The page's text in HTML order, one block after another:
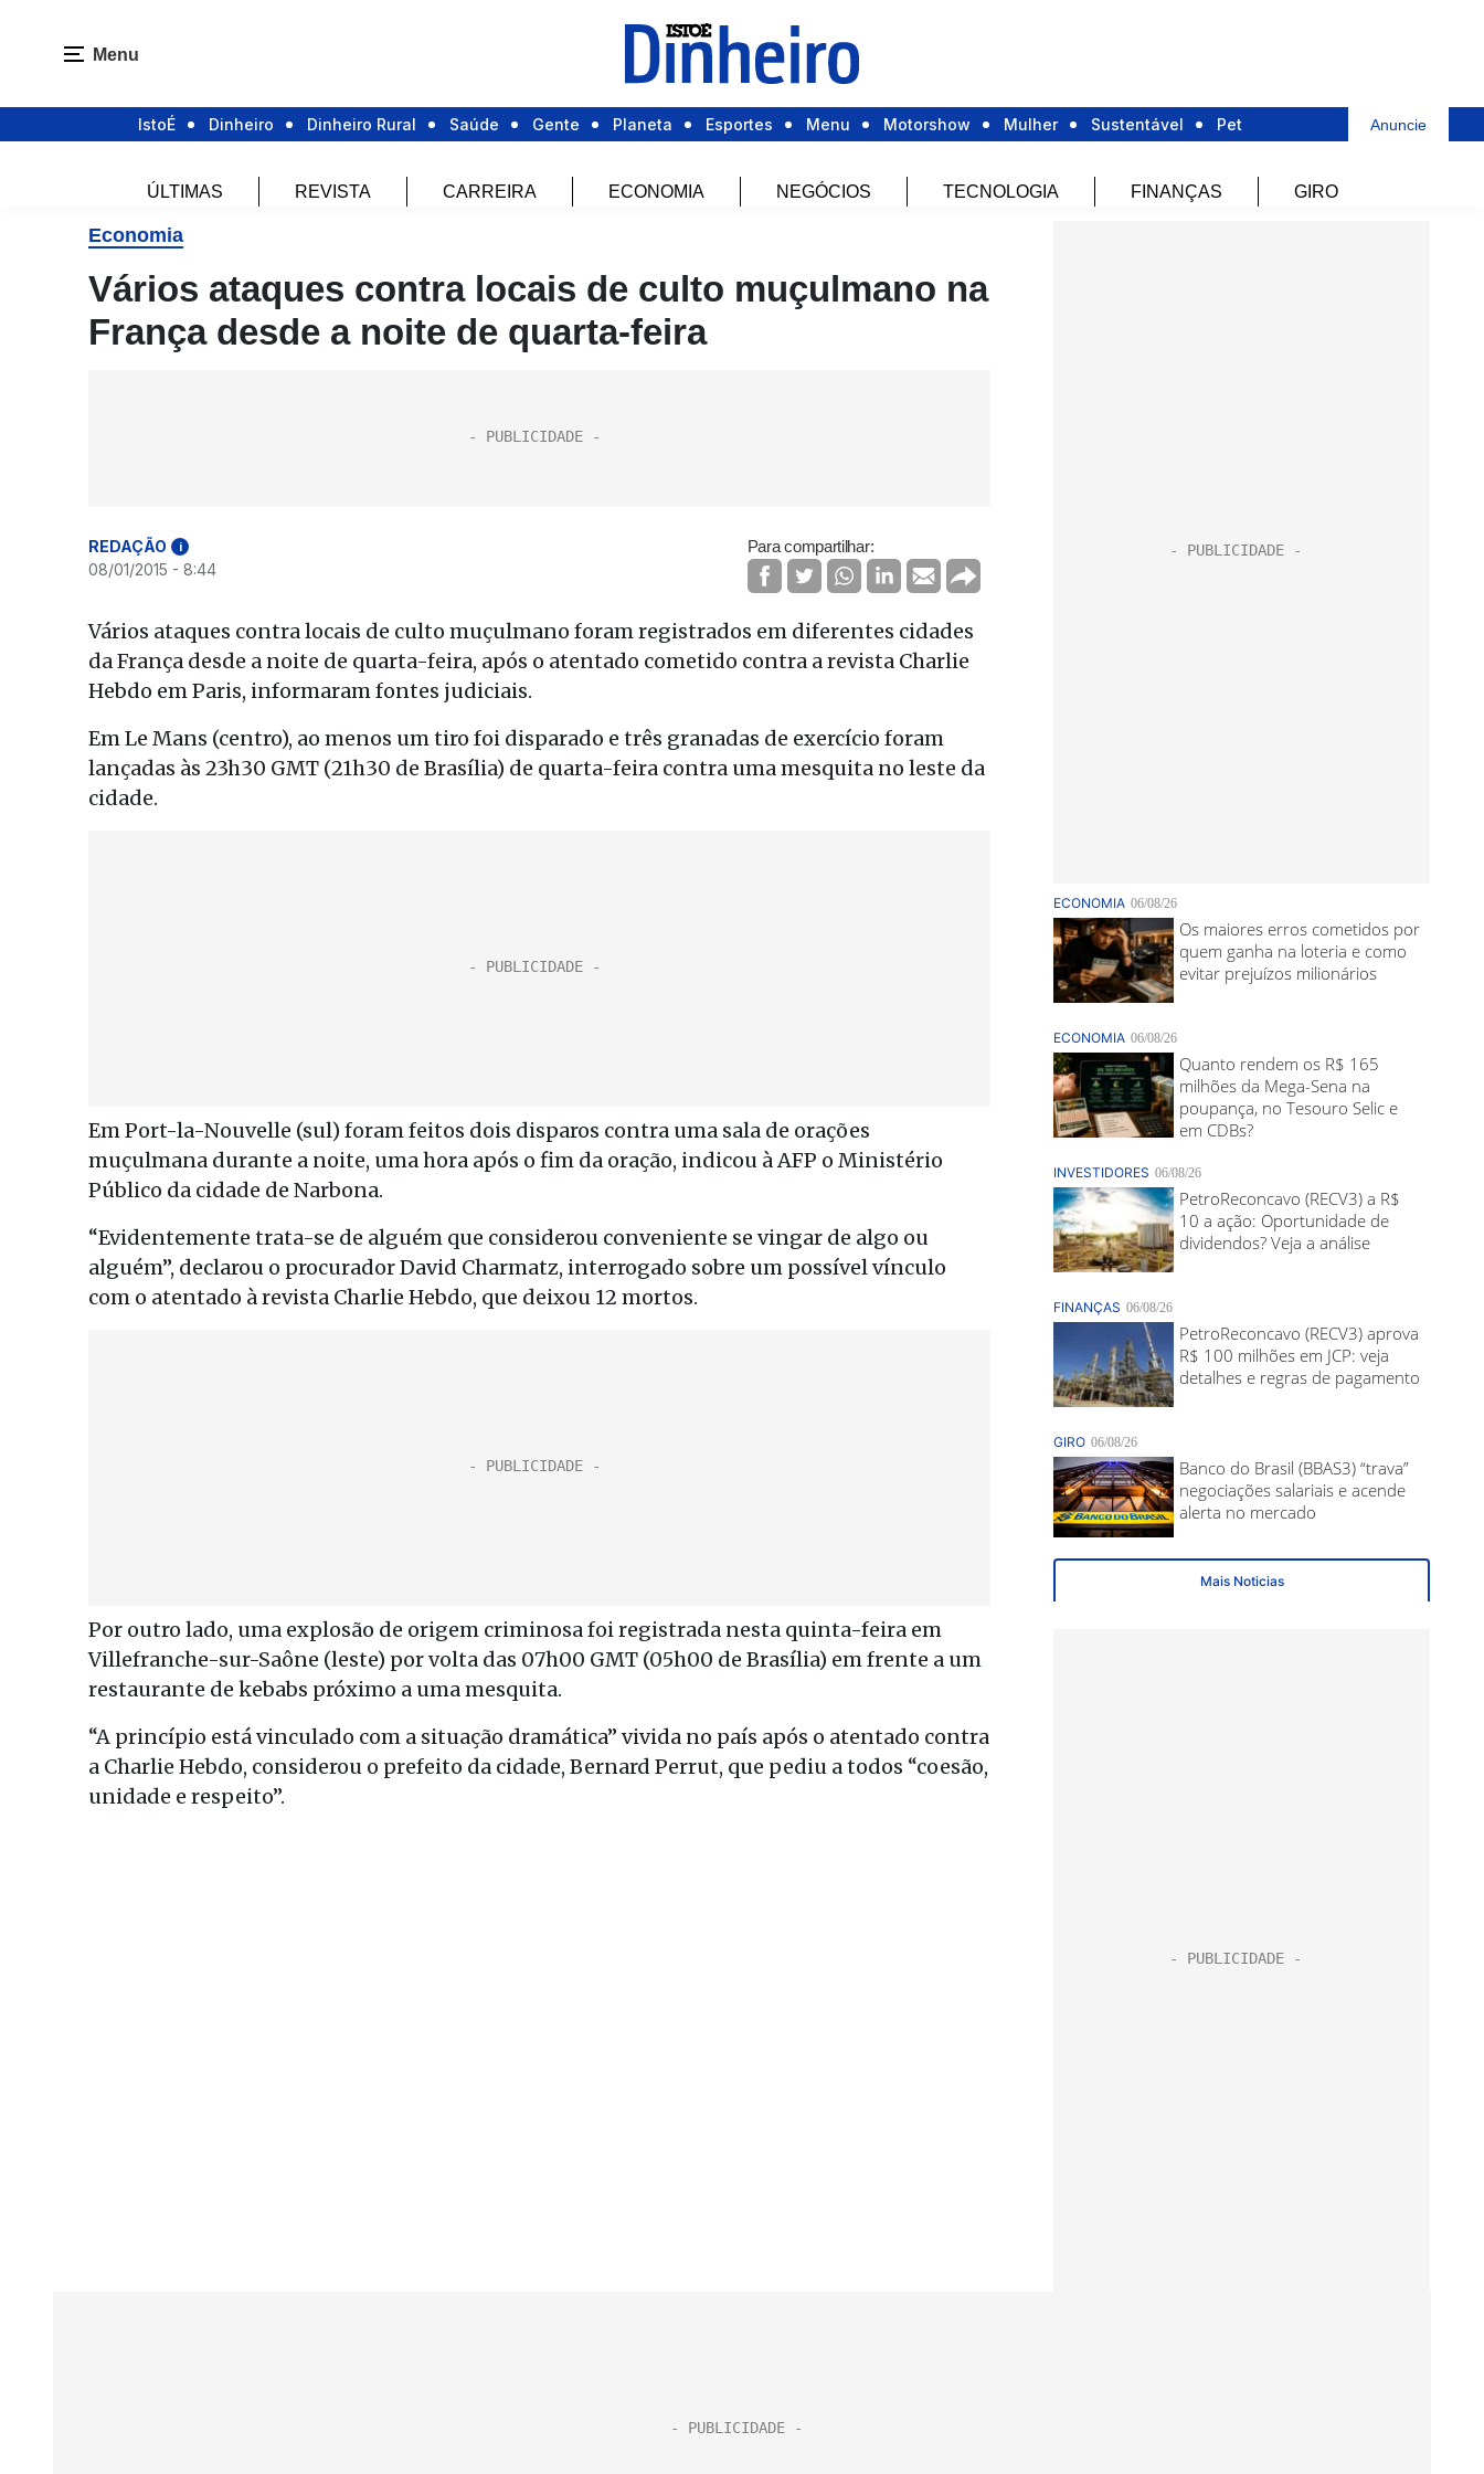
Menu
IstoÉ Dinheiro Dinheiro Rural Saúde Gente Planeta Esportes Menu Motorshow Mulher Sustentável Pet Anuncie
ÚLTIMAS REVISTA CARREIRA ECONOMIA NEGÓCIOS TECNOLOGIA FINANÇAS GIRO
Economia
Vários ataques contra locais de culto muçulmano na
França desde a noite de quarta-feira
REDAÇÃO i
08/01/2015 - 8:44
Para compartilhar:
Vários ataques contra locais de culto muçulmano foram registrados em diferentes cidades
da França desde a noite de quarta-feira, após o atentado cometido contra a revista Charlie
Hebdo em Paris, informaram fontes judiciais.
Em Le Mans (centro), ao menos um tiro foi disparado e três granadas de exercício foram
lançadas às 23h30 GMT (21h30 de Brasília) de quarta-feira contra uma mesquita no leste da
cidade.
Em Port-la-Nouvelle (sul) foram feitos dois disparos contra uma sala de orações
muçulmana durante a noite, uma hora após o fim da oração, indicou à AFP o Ministério
Público da cidade de Narbona.
“Evidentemente trata-se de alguém que considerou conveniente se vingar de algo ou
alguém”, declarou o procurador David Charmatz, interrogado sobre um possível vínculo
com o atentado à revista Charlie Hebdo, que deixou 12 mortos.
Por outro lado, uma explosão de origem criminosa foi registrada nesta quinta-feira em
Villefranche-sur-Saône (leste) por volta das 07h00 GMT (05h00 de Brasília) em frente a um
restaurante de kebabs próximo a uma mesquita.
“A princípio está vinculado com a situação dramática” vivida no país após o atentado contra
a Charlie Hebdo, considerou o prefeito da cidade, Bernard Perrut, que pediu a todos “coesão,
unidade e respeito”.